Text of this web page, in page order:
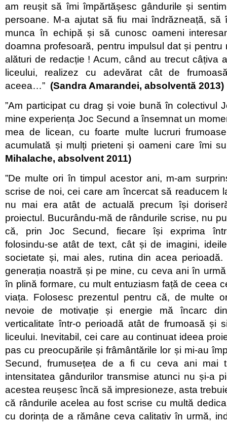
am reușit să îmi împărtășesc gândurile și
persoane. M-a ajutat să fiu mai îndrăzneață, să
munca în echipă și să cunosc oameni
doamna profesoară, pentru impulsul dat și pentru
alături de redacție ! Acum, când au trecut câțiva
liceului, realizez cu adevărat cât de
aceea…” (Sandra Amarandei, absolventă 2013)
”Am participat cu drag și voie bună în colectivul
mine experiența Joc Secund a însemnat un
mea de licean, cu foarte multe lucruri
acumulată și mulți prieteni și oameni care îmi
Mihalache, absolvent 2011)
”De multe ori în timpul acestor ani, m-am
scrise de noi, cei care am încercat să readucem
nu mai era atât de actuală precum își
proiectul. Bucurându-mă de rândurile scrise, nu
că, prin Joc Secund, fiecare își exprima
folosindu-se atât de text, cât și de imagini,
societate și, mai ales, rutina din acea
generația noastră și pe mine, cu ceva ani în
în plină formare, cu mult entuziasm față de ceea
viața. Folosesc prezentul pentru că, de multe
nevoie de motivație și energie mă încarc
verticalitate într-o perioadă atât de frumoasă și
liceului. Inevitabil, cei care au continuat ideea
pas cu preocupările și frâmântările lor și mi-au
Secund, frumusețea de a fi cu ceva ani mai
intensitatea gândurilor transmise atunci nu și-a
acestea reușesc încă să impresioneze, asta
că rândurile acelea au fost scrise cu multă
cu dorința de a rămâne ceva calitativ în urmă,